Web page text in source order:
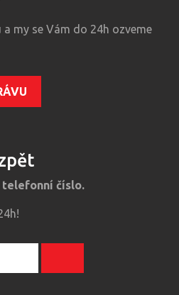
my se Vám do 24h ozveme
telefonní číslo.